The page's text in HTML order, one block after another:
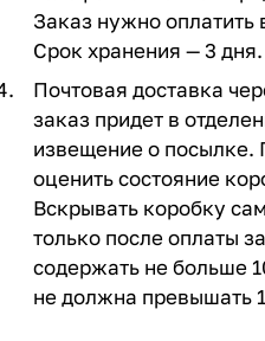
Заказ нужно оплатить
Срок хранения — 3 дня.
Почтовая доставка
заказ придет в
извещение о посылке.
оценить состояние
Вскрывать коробку
только после оплаты
содержать не больше
не должна превышать